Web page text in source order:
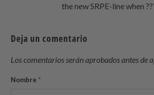
the new SRPE-line when
Deja un comentario
Los comentarios serán aprobados antes de
Nombre *